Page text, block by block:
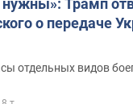
о передаче
отдельных видов